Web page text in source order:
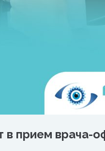
в прием врача-